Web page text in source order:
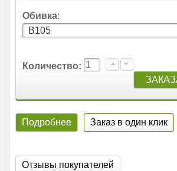
Обивка:
Количество:
Подробнее Заказ в один клик
Отзывы покупателей